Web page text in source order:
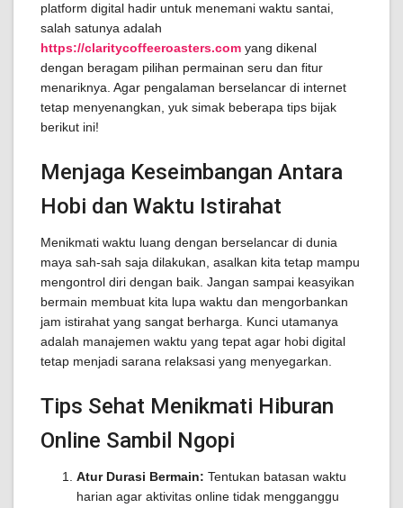
platform digital hadir untuk menemani waktu santai,
salah satunya adalah
https://claritycoffeeroasters.com yang dikenal
dengan beragam pilihan permainan seru dan fitur
menariknya. Agar pengalaman berselancar di internet
tetap menyenangkan, yuk simak beberapa tips bijak
berikut ini!
Menjaga Keseimbangan Antara
Hobi dan Waktu Istirahat
Menikmati waktu luang dengan berselancar di dunia
maya sah-sah saja dilakukan, asalkan kita tetap mampu
mengontrol diri dengan baik. Jangan sampai keasyikan
bermain membuat kita lupa waktu dan mengorbankan
jam istirahat yang sangat berharga. Kunci utamanya
adalah manajemen waktu yang tepat agar hobi digital
tetap menjadi sarana relaksasi yang menyegarkan.
Tips Sehat Menikmati Hiburan
Online Sambil Ngopi
Atur Durasi Bermain: Tentukan batasan waktu
harian agar aktivitas online tidak mengganggu